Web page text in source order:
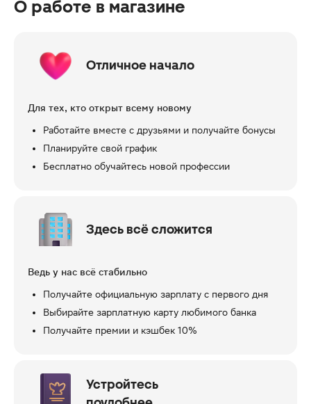
О работе в магазине
Отличное начало
Для тех, кто открыт всему новому
Работайте вместе с друзьями и получайте бонусы
Планируйте свой график
Бесплатно обучайтесь новой профессии
Здесь всё сложится
Ведь у нас всё стабильно
Получайте официальную зарплату с первого дня
Выбирайте зарплатную карту любимого банка
Получайте премии и кэшбек 10%
Устройтесь